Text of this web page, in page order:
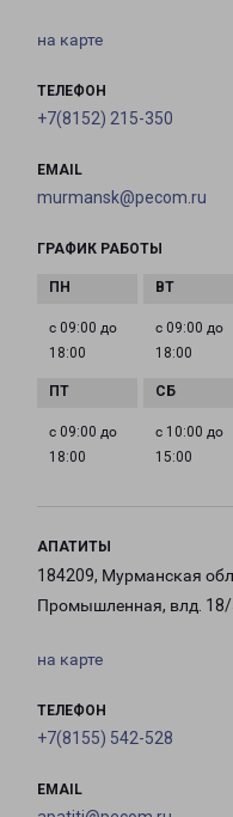
на карте
ТЕЛЕФОН
+7(8152) 215-350
EMAIL
murmansk@pecom.ru
ГРАФИК РАБОТЫ
с 09:00 до
18:00
с 09:00 до
18:00
с 09:00 до
18:00
с 10:00 до
15:00
АПАТИТЫ
184209, Мурманская
Промышленная, влд.
на карте
ТЕЛЕФОН
+7(8155) 542-528
EMAIL